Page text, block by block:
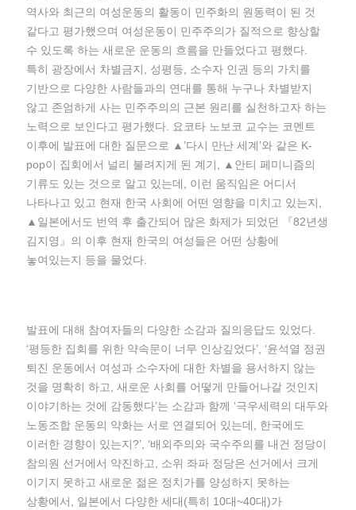
역사와 최근의 여성운동의 활동이 민주화의 원동력이 된 것
같다고 평가했으며 여성운동이 민주주의가 질적으로 향상할
수 있도록 하는 새로운 운동의 흐름을 만들었다고 평했다.
특히 광장에서 차별금지, 성평등, 소수자 인권 등의 가치를
기반으로 다양한 사람들과의 연대를 통해 누구나 차별받지
않고 존엄하게 사는 민주주의의 근본 원리를 실천하고자 하는
노력으로 보인다고 평가했다. 요코타 노보코 교수는 코멘트
이후에 발표에 대한 질문으로 ▲’다시 만난 세계’와 같은 K-
pop이 집회에서 널리 불려지게 된 계기, ▲안티 페미니즘의
기류도 있는 것으로 알고 있는데, 이런 움직임은 어디서
나타나고 있고 현재 한국 사회에 어떤 영향을 미치고 있는지,
▲일본에서도 번역 후 출간되어 많은 화제가 되었던 『82년생
김지영』의 이후 현재 한국의 여성들은 어떤 상황에
놓여있는지 등을 물었다.
발표에 대해 참여자들의 다양한 소감과 질의응답도 있었다.
‘평등한 집회를 위한 약속문이 너무 인상깊었다’, ‘윤석열 정권
퇴진 운동에서 여성과 소수자에 대한 차별을 용서하지 않는
것을 명확히 하고, 새로운 사회를 어떻게 만들어나갈 것인지
이야기하는 것에 감동했다’는 소감과 함께 ‘극우세력의 대두와
노동조합 운동의 약화는 서로 연결되어 있는데, 한국에도
이러한 경향이 있는지?’, ‘배외주의와 국수주의를 내건 정당이
참의원 선거에서 약진하고, 소위 좌파 정당은 선거에서 크게
이기지 못하고 새로운 젊은 정치가를 양성하지 못하는
상황에서, 일본에서 다양한 세대(특히 10대~40대)가